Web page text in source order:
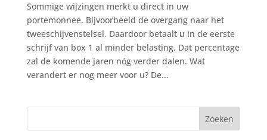
Sommige wijzingen merkt u direct in uw
portemonnee. Bijvoorbeeld de overgang naar het
tweeschijvenstelsel. Daardoor betaalt u in de eerste
schrijf van box 1 al minder belasting. Dat percentage
zal de komende jaren nóg verder dalen. Wat
verandert er nog meer voor u? De...